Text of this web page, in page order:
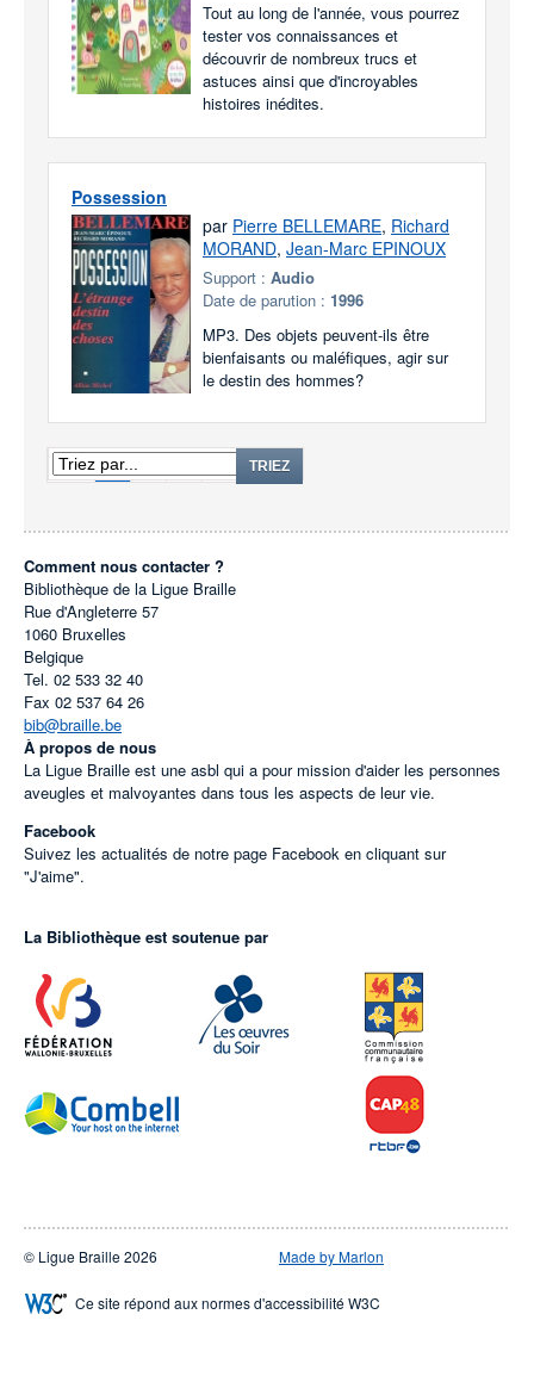
Tout au long de l'année, vous pourrez
tester vos connaissances et
découvrir de nombreux trucs et
astuces ainsi que d'incroyables
histoires inédites.
Possession
par Pierre BELLEMARE, Richard
MORAND, Jean-Marc EPINOUX
Support : Audio
Date de parution : 1996
MP3. Des objets peuvent-ils être
bienfaisants ou maléfiques, agir sur
le destin des hommes?
1 TRIEZ
Comment nous contacter ?
Bibliothèque de la Ligue Braille
Rue d'Angleterre 57
1060 Bruxelles
Belgique
Tel. 02 533 32 40
Fax 02 537 64 26
bib@braille.be
À propos de nous
La Ligue Braille est une asbl qui a pour mission d'aider les personnes
aveugles et malvoyantes dans tous les aspects de leur vie.
Facebook
Suivez les actualités de notre page Facebook en cliquant sur
"J'aime".
La Bibliothèque est soutenue par
© Ligue Braille 2026 Made by Marlon
Ce site répond aux normes d'accessibilité W3C